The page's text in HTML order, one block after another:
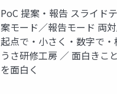
PoC 提案・報告 スライド
案モード／報告モード 両
起点で・小さく・数字で・
うさ研修工房 ／ 面白きこ
を面白く